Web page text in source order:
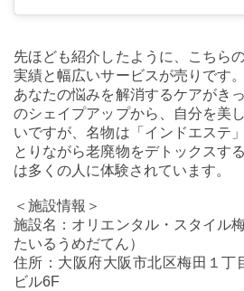
先ほども紹介したように、こちら
実績と幅広いサービスが売りです
あなたの悩みを解消するケアがき
のシェイプアップから、自分を美
いですが、名物は「インドエステ
とりながら老廃物をデトックスす
は多くの人に体験されています。
＜施設情報＞
施設名：オリエンタル・スタイル
たいるうめだてん）
住所：大阪府大阪市北区梅田１丁
ビル6F